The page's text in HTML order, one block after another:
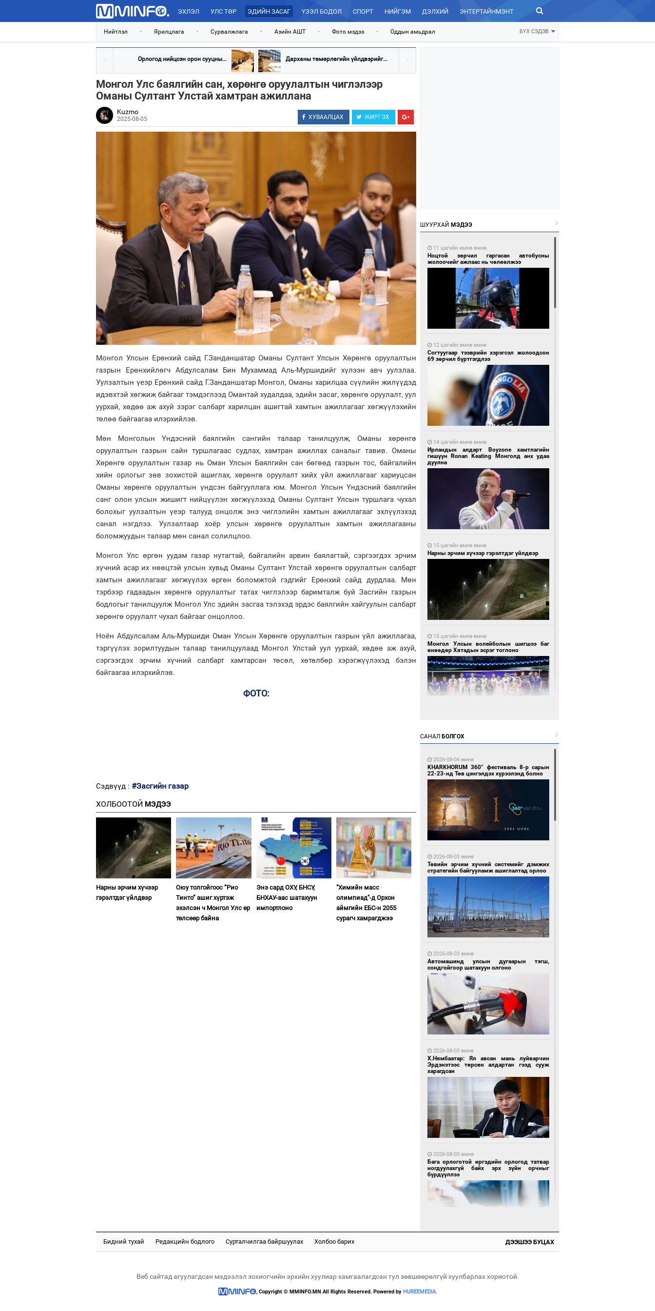
ЭХЛЭЛ УЛС ТӨР ЭДИЙН ЗАСАГ ҮЗЭЛ БОДОЛ СПОРТ НИЙГЭМ ДЭЛХИЙ ЭНТЕРТАЙНМЭНТ ЗУРХАЙ
Нийтлэл • Ярилцлага • Сурвалжлага • Азийн АШТ • Фото мэдээ • Оддын амьдрал БҮХ СЭДЭВ
Орлогод нийцсэн орон сууцны... Дарханы төмөрлөгийн үйлдвэрийг...
Монгол Улс баялгийн сан, хөрөнгө оруулалтын чиглэлээр
Оманы Султант Улстай хамтран ажиллана
Kuzmo
2025-08-05 ХУВААЛЦАХ ЖИРГЭХ
Монгол Улсын Ерөнхий сайд Г.Занданшатар Оманы Султант Улсын Хөрөнгө оруулалтын
газрын Ерөнхийлөгч Абдулсалам Бин Мухаммад Аль-Муршидийг хүлээн авч уулзлаа.
Уулзалтын үеэр Ерөнхий сайд Г.Занданшатар Монгол, Оманы харилцаа сүүлийн жилүүдэд
идэвхтэй хөгжиж байгааг тэмдэглээд Омантай худалдаа, эдийн засаг, хөрөнгө оруулалт, уул
уурхай, хөдөө аж ахуй зэрэг салбарт харилцан ашигтай хамтын ажиллагааг хөгжүүлэхийн
төлөө байгаагаа илэрхийлэв.
Мөн Монголын Үндэсний баялгийн сангийн талаар танилцуулж, Оманы хөрөнгө
оруулалтын газрын сайн туршлагаас судлах, хамтран ажиллах саналыг тавив. Оманы
Хөрөнгө оруулалтын газар нь Оман Улсын Баялгийн сан бөгөөд газрын тос, байгалийн
хийн орлогыг зөв зохистой ашиглах, хөрөнгө оруулалт хийх үйл ажиллагааг хариуцсан
Оманы хөрөнгө оруулалтын үндсэн байгууллага юм. Монгол Улсын Үндэсний баялгийн
санг олон улсын жишигт нийцүүлэн хөгжүүлэхэд Оманы Султант Улсын туршлага чухал
болохыг уулзалтын үеэр талууд онцолж энэ чиглэлийн хамтын ажиллагааг эхлүүлэхэд
санал нэгдлээ. Уулзалтаар хоёр улсын хөрөнгө оруулалтын хамтын ажиллагааны
боломжуудын талаар мөн санал солилцлоо.
Монгол Улс өргөн уудам газар нутагтай, байгалийн арвин баялагтай, сэргээгдэх эрчим
хүчний асар их нөөцтэй улсын хувьд Оманы Султант Улстай хөрөнгө оруулалтын салбарт
хамтын ажиллагааг хөгжүүлэх өргөн боломжтой гэдгийг Ерөнхий сайд дурдлаа. Мөн
тэрбээр гадаадын хөрөнгө оруулалтыг татах чиглэлээр баримталж буй Засгийн газрын
бодлогыг танилцуулж Монгол Улс эдийн засгаа тэлэхэд эрдэс баялгийн хайгуулын салбарт
хөрөнгө оруулалт чухал байгааг онцоллоо.
Ноён Абдулсалам Аль-Муршиди Оман Улсын Хөрөнгө оруулалтын газрын үйл ажиллагаа,
тэргүүлэх зорилтуудын талаар танилцуулаад Монгол Улстай уул уурхай, хөдөө аж ахуй,
сэргээгдэх эрчим хүчний салбарт хамтарсан төсөл, хөтөлбөр хэрэгжүүлэхэд бэлэн
байгаагаа илэрхийлэв.
ФОТО:
Сэдвүүд : #Засгийн газар
ХОЛБООТОЙ МЭДЭЭ
Нарны эрчим хүчээр
гэрэлтдэг үйлдвэр
Оюу толгойгоос “Рио
Тинто” ашиг хүртэж
эхэлсэн ч Монгол Улс өр
төлсөөр байна
Энэ сард ОХУ, БНСУ,
БНХАУ-аас шатахуун
импортлоно
"Химийн масс
олимпиад"-д Орхон
аймгийн ЕБС-н 2055
сурагч хамрагджээ
ШУУРХАЙ МЭДЭЭ
11 цагийн өмнө өмнө
Ноцтой зөрчил гаргасан автобусны
жолоочийг ажлаас нь чөлөөлжээ
12 цагийн өмнө өмнө
Согтуугаар тээврийн хэрэгсэл жолоодсон
69 зөрчил бүртгэгдлээ
14 цагийн өмнө өмнө
Ирландын алдарт Boyzone хамтлагийн
гишүүн Ronan Keating Монголд анх удаа
дуулна
15 цагийн өмнө өмнө
Нарны эрчим хүчээр гэрэлтдэг үйлдвэр
15 цагийн өмнө өмнө
Монгол Улсын волейболын шигшээ баг
өнөөдөр Хятадын эсрэг тоглоно
15 цагийн өмнө өмнө
15 цагийн өмнө өмнө
15 цагийн өмнө өмнө
1 өдрийн өмнө өмнө
Бүх төрлийн шатахууны импортыг шуурхай
МИАТ ТӨХК “Боинг” компанитай хамтын
САНАЛ БОЛГОХ
2026-08-04 өмнө
KHARKHORUM 360° фестиваль 8-р сарын
22-23-нд Төв цэнгэлдэх хүрээлэнд болно
2026-08-03 өмнө
Төвийн эрчим хүчний системийг дэмжих
стратегийн байгууламж ашиглалтад орлоо
2026-08-03 өмнө
Автомашинд улсын дугаарын тэгш,
сондгойгоор шатахуун олгоно
2026-08-03 өмнө
Х.Нямбаатар: Ял авсан мань луйварчин
Эрдэнэтээс төрсөн алдартан гээд сууж
харагдсан
2026-08-03 өмнө
Бага орлоготой иргэдийн орлогод татвар
ногдуулахгүй байх эрх зүйн орчныг
бүрдүүллээ
Бидний тухай Редакцийн бодлого Сурталчилгаа байршуулах Холбоо барих ДЭЭШЭЭ БУЦАХ
Веб сайтад агуулагдсан мэдээлэл зохиогчийн эрхийн хуулиар хамгаалагдсан тул зөвшөөрөлгүй хуулбарлах хориотой.
Copyright © MMINFO.MN All Rights Reserved. Powered by HUREEMEDIA.